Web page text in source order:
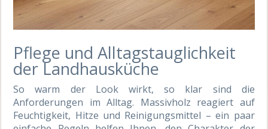
Pflege und Alltagstauglichkeit
der Landhausküche
So warm der Look wirkt, so klar sind die
Anforderungen im Alltag. Massivholz reagiert auf
Feuchtigkeit, Hitze und Reinigungsmittel – ein paar